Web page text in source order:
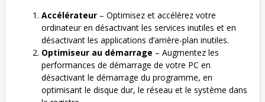
Accélérateur – Optimisez et accélérez votre
ordinateur en désactivant les services inutiles et en
désactivant les applications d’arrière-plan inutiles.
Optimiseur au démarrage – Augmentez les
performances de démarrage de votre PC en
désactivant le démarrage du programme, en
optimisant le disque dur, le réseau et le système dans